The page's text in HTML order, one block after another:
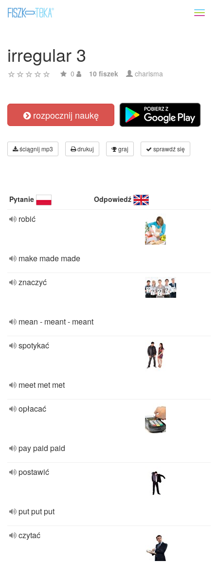
irregular 3
0 10 fiszek charisma
rozpocznij naukę
ściągnij mp3 drukuj graj sprawdź się
Pytanie Odpowiedź
robić
make made made
znaczyć
mean - meant - meant
spotykać
meet met met
opłacać
pay paid paid
postawić
put put put
czytać